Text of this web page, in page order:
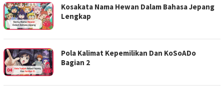
Kosakata Nama Hewan Dalam Bahasa Jepang
Lengkap
Pola Kalimat Kepemilikan Dan KoSoADo
Bagian 2